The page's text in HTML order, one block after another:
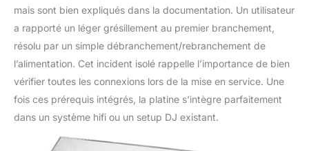
mais sont bien expliqués dans la documentation. Un utilisateur
a rapporté un léger grésillement au premier branchement,
résolu par un simple débranchement/rebranchement de
l’alimentation. Cet incident isolé rappelle l’importance de bien
vérifier toutes les connexions lors de la mise en service. Une
fois ces prérequis intégrés, la platine s’intègre parfaitement
dans un système hifi ou un setup DJ existant.